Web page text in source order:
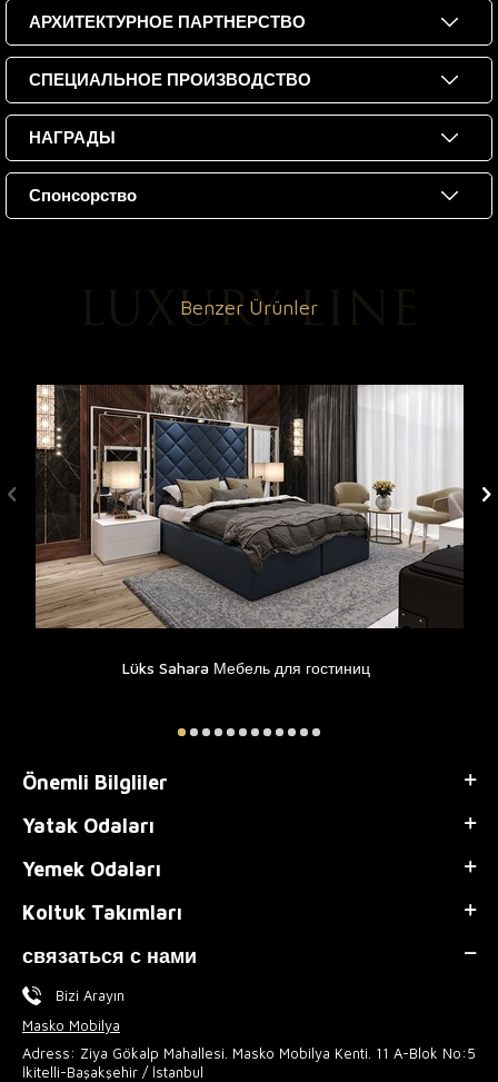
АРХИТЕКТУРНОЕ ПАРТНЕРСТВО
СПЕЦИАЛЬНОЕ ПРОИЗВОДСТВО
НАГРАДЫ
Спонсорство
Benzer Ürünler
Lüks Sahara Мебель для гостиниц
Önemli Bilgliler
Yatak Odaları
Yemek Odaları
Koltuk Takımları
связаться с нами
Bizi Arayın
Masko Mobilya
Adress: Ziya Gökalp Mahallesi. Masko Mobilya Kenti. 11 A-Blok No:5
İkitelli-Başakşehir / İstanbul